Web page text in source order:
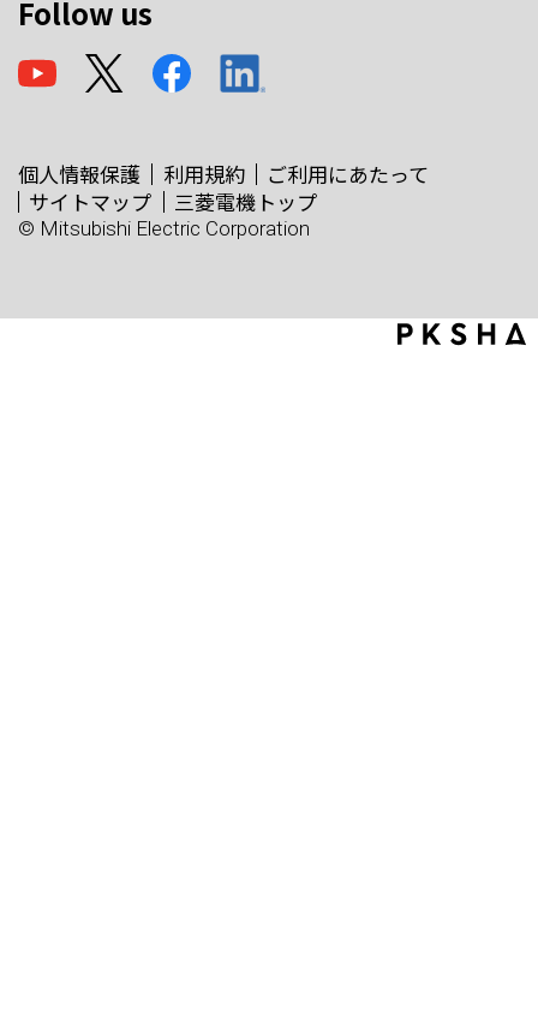
Follow us
個人情報保護 利用規約
ご利用にあたって
サイトマップ
三菱電機トップ
© Mitsubishi Electric Corporation